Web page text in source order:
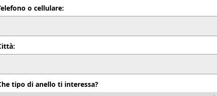
o cellulare:
tipo di anello ti interessa?